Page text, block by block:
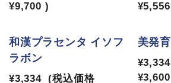
¥9,700 )
¥5,556
和漢プラセンタ イソフ
ラボン
¥3,334 (税込価格
美発育
¥3,334
¥3,600